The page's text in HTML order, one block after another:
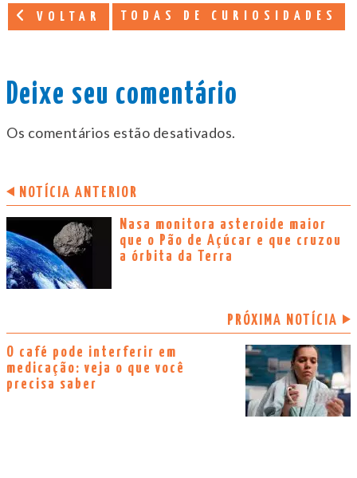
VOLTAR TODAS DE CURIOSIDADES
Deixe seu comentário
Os comentários estão desativados.
NOTÍCIA ANTERIOR
Nasa monitora asteroide maior
que o Pão de Açúcar e que cruzou
a órbita da Terra
PRÓXIMA NOTÍCIA
O café pode interferir em
medicação: veja o que você
precisa saber